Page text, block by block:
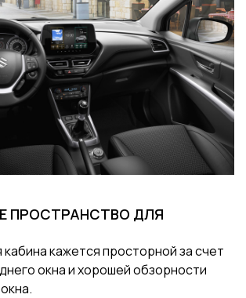
ПРОСТРАНСТВО ДЛЯ
кажется просторной за счет
окна и хорошей обзорности